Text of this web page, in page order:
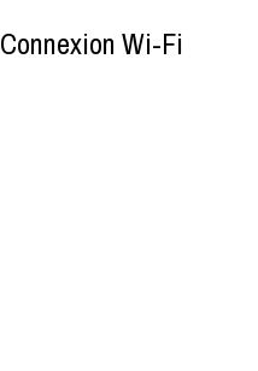
Connexion Wi-Fi